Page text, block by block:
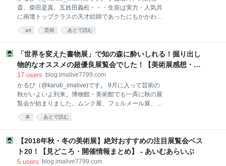
ンが列を作る、、、という光景がたびたび見られまし
た。「刀剣乱舞ONLINE」の大ヒットに後押しされた
「刀剣ブーム」によるものです。 今回の「京のかた
な」展は、まさにこの刀剣ブームを追い風にした、至
ートしてみたい
斎、柴田是真、五姓田義松・・・生前は実力・人気共
に画壇トップクラスの天才絵師であったにもかかわら
ず、没後まもなく人々から忘れ去られ、そして近年に
なって再発見されてブレイクを果たした画家は、日本
渡辺省亭（わたなべせいてい）も、そのうちの一人。
生前はパリに留学し、当時一流の西洋美術の巨匠たち
と交流を持つなど華々しい活躍もありましたが、亡く
した。しかし、2017年頃から急速に注目され、再び
「見つかりつつある」あるのです。 今日は、まさに再
ブレイクをこれから果たすかもしれない、加島美術で
開催中の渡辺省亭のミニ回顧展「SEITEIリターン
省
art 芸術 あとで読む
「世界を変えた書物展」で知の森に酔いしれる！掘り出し
物的なオススメの超優良展覧会でした！【美術展感想・レ
ビュー】 - あいむあらいぶ
17 users blog.imalive7799.com
かるび（@karub_imalive)です。 9月に入って芸術の
秋がいよいよ到来。博物館・美術館でも一斉に秋の展
覧会が始まりました。ムンク展、フェルメール展、ル
ーベンス展など、どれに行こうか目移りするくらい今
年の秋は充実していますよね。 そんな中、秋の展覧会
変えた書物展」が、掘り出し物的な凄い展覧会でし
た。以下、感想レポートにまとめました！ １．「世界
を変えた書物展」とは ２．見どころ満載！稀覯本の放
本 あとで読む
【2018年秋・冬の美術展】絶対おすすめの注目展覧会ベス
ト20！【見どころ・開催情報まとめ】 - あいむあらいぶ
5 users blog.imalive7799.com